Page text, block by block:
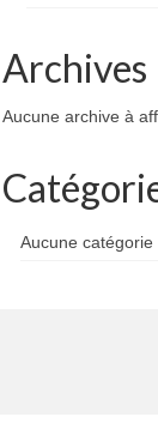
Archives
Aucune archive à
Aucune catégorie